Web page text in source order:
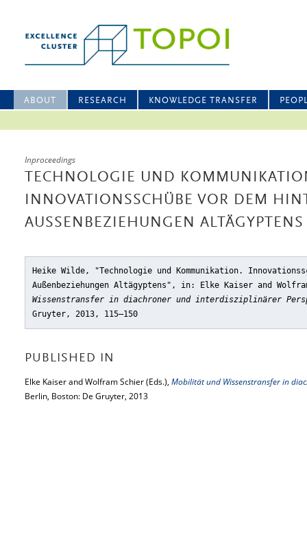
ABOUT RESEARCH KNOWLEDGE TRANSFER
Inproceedings
TECHNOLOGIE UND
INNOVATIONSSCHÜBE VOR DEM
AUSSENBEZIEHUNGEN ALTÄGYPTENS
Heike Wilde, "Technologie und Kommunikation.
Außenbeziehungen Altägyptens" , in: Elke Kaiser and
Wissenstransfer in diachroner und interdisziplinärer
Gruyter, 2013, 115–150
PUBLISHED IN
Elke Kaiser and Wolfram Schier (Eds.), Mobilität und Wissenstransfer in
Berlin, Boston: De Gruyter, 2013